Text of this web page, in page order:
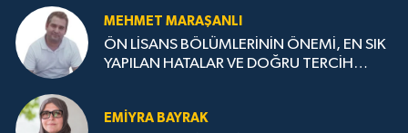
MEHMET MARAŞANLI
ÖN LİSANS BÖLÜMLERİNİN ÖNEMİ, EN SIK
YAPILAN HATALAR VE DOĞRU TERCİH
EMIYRA BAYRAK